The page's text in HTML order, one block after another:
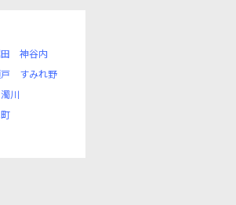
神谷内
すみれ野
濁川